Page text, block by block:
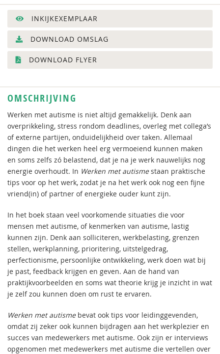
INKIJKEXEMPLAAR
DOWNLOAD OMSLAG
DOWNLOAD FLYER
OMSCHRIJVING
Werken met autisme is niet altijd gemakkelijk. Denk aan
overprikkeling, stress rondom deadlines, overleg met collega’s
of externe partijen, onduidelijkheid over taken. Allemaal
dingen die het werken heel erg vermoeiend kunnen maken
en soms zelfs zó belastend, dat je na je werk nauwelijks nog
energie overhoudt. In Werken met autismestaan praktische
tips voor op het werk, zodat je na het werk ook nog een fijne
vriend(in) of partner of energieke ouder kunt zijn.
In het boek staan veel voorkomende situaties die voor
mensen met autisme, of kenmerken van autisme, lastig
kunnen zijn. Denk aan solliciteren, werkbelasting, grenzen
stellen, werkplanning, prioritering, uitstelgedrag,
perfectionisme, persoonlijke ontwikkeling, werk doen wat bij
je past, feedback krijgen en geven. Aan de hand van
praktijkvoorbeelden en soms wat theorie krijg je inzicht in wat
je zelf zou kunnen doen om rust te ervaren.
Werken met autismebevat ook tips voor leidinggevenden,
omdat zij zeker ook kunnen bijdragen aan het werkplezier en
succes van medewerkers met autisme. Ook zijn er interviews
opgenomen met medewerkers met autisme die vertellen over